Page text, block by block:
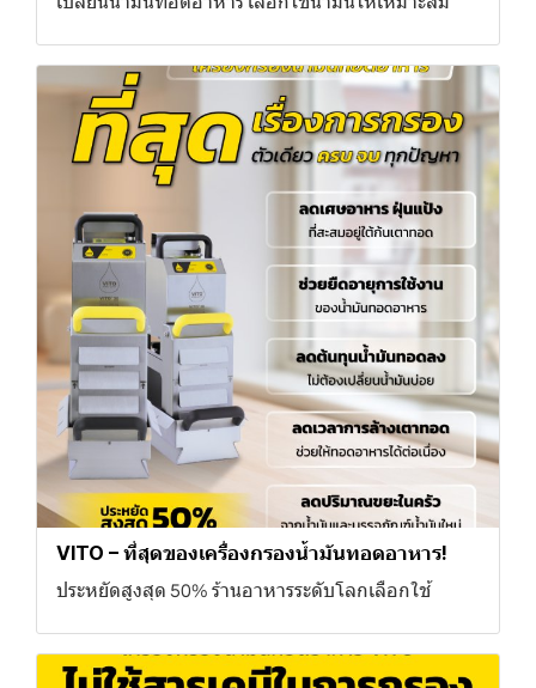
VITO – ที่สุดของเครื่องกรองน้ำมันทอดอาหาร!
ประหยัดสูงสุด 50% ร้านอาหารระดับโลกเลือกใช้